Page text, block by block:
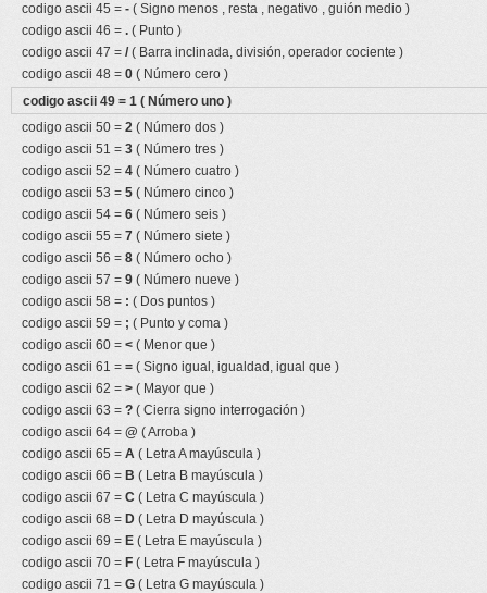
codigo ascii 45 = - ( Signo menos , resta , negativo , guión medio )
codigo ascii 46 = . ( Punto )
codigo ascii 47 = /( Barra inclinada, división, operador cociente )
codigo ascii 48 = 0 ( Número cero )
codigo ascii 49 = 1 ( Número uno )
codigo ascii 50 = 2 ( Número dos )
codigo ascii 51 = 3 ( Número tres )
codigo ascii 52 = 4 ( Número cuatro )
codigo ascii 53 = 5 ( Número cinco )
codigo ascii 54 = 6 ( Número seis )
codigo ascii 55 = 7 ( Número siete )
codigo ascii 56 = 8 ( Número ocho )
codigo ascii 57 = 9 ( Número nueve )
codigo ascii 58 = : ( Dos puntos )
codigo ascii 59 = ; ( Punto y coma )
codigo ascii 60 = < ( Menor que )
codigo ascii 61 = = ( Signo igual, igualdad, igual que )
codigo ascii 62 = > ( Mayor que )
codigo ascii 63 = ? ( Cierra signo interrogación )
codigo ascii 64 = @ ( Arroba )
codigo ascii 65 = A ( Letra A mayúscula )
codigo ascii 66 = B ( Letra B mayúscula )
codigo ascii 67 = C ( Letra C mayúscula )
codigo ascii 68 = D ( Letra D mayúscula )
codigo ascii 69 = E ( Letra E mayúscula )
codigo ascii 70 = F ( Letra F mayúscula )
codigo ascii 71 = G ( Letra G mayúscula )